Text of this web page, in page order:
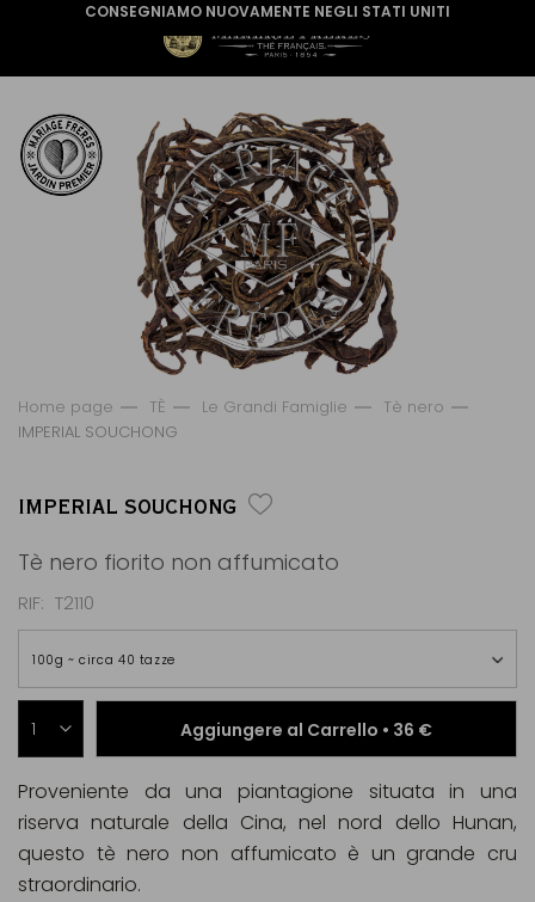
CONSEGNIAMO NUOVAMENTE NEGLI STATI UNITI
Home page TÈ Le Grandi Famiglie
Tè nero
IMPERIAL SOUCHONG
IMPERIAL SOUCHONG
Tè nero fiorito non affumicato
RIF T2110
100g ~ circa 40 tazze
Aggiungere al Carrello • 36 €
Proveniente da una piantagione situata in una
riserva naturale della Cina, nel nord dello Hunan,
questo tè nero non affumicato è un grande cru
straordinario.